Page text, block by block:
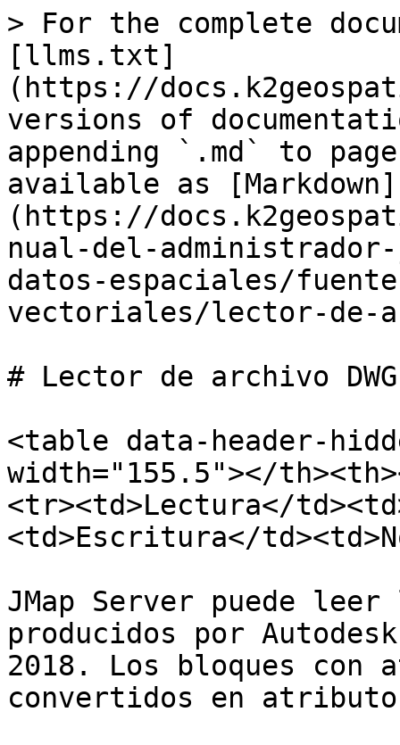
> For the complete
[llms.txt]
(https://
versions of
appending `.md` to
available as [Markdown]
(https://
nual-del-
datos-espaciales/
vectoriales/lector-de-
# Lector de archivo
<table data-header-
width="155.5"></
<tr><td>Lectura</
<td>Escritura</
JMap Server puede leer
producidos por
2018. Los bloques
convertidos en